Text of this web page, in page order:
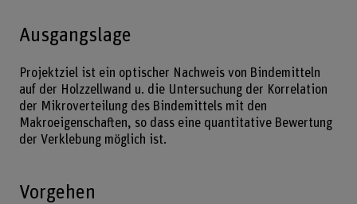
Ausgangslage
Projektziel ist ein optischer Nachweis von Bindemitteln
auf der Holzzellwand u. die Untersuchung der Korrelation
der Mikroverteilung des Bindemittels mit den
Makroeigenschaften, so dass eine quantitative Bewertung
der Verklebung möglich ist.
Vorgehen